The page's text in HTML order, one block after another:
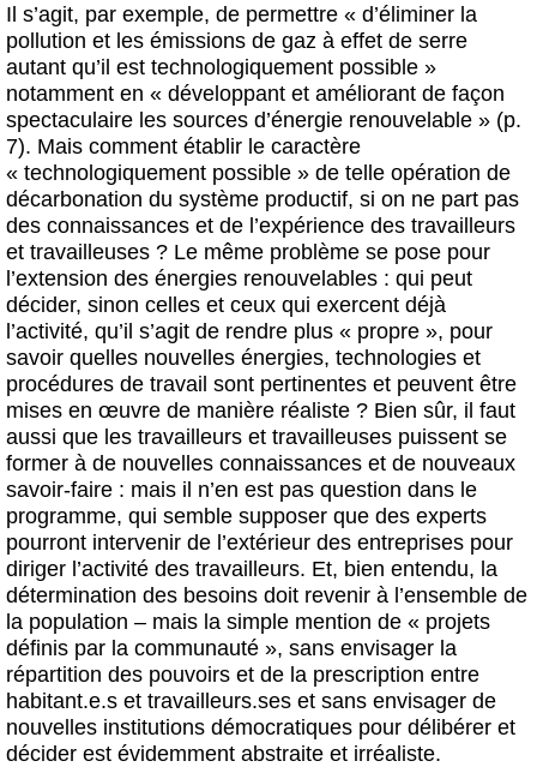
Il s’agit, par exemple, de permettre « d’éliminer la
pollution et les émissions de gaz à effet de serre
autant qu’il est technologiquement possible »
notamment en « développant et améliorant de façon
spectaculaire les sources d’énergie renouvelable » (p.
7). Mais comment établir le caractère
« technologiquement possible » de telle opération de
décarbonation du système productif, si on ne part pas
des connaissances et de l’expérience des travailleurs
et travailleuses ? Le même problème se pose pour
l’extension des énergies renouvelables : qui peut
décider, sinon celles et ceux qui exercent déjà
l’activité, qu’il s’agit de rendre plus « propre », pour
savoir quelles nouvelles énergies, technologies et
procédures de travail sont pertinentes et peuvent être
mises en œuvre de manière réaliste ? Bien sûr, il faut
aussi que les travailleurs et travailleuses puissent se
former à de nouvelles connaissances et de nouveaux
savoir-faire : mais il n’en est pas question dans le
programme, qui semble supposer que des experts
pourront intervenir de l’extérieur des entreprises pour
diriger l’activité des travailleurs. Et, bien entendu, la
détermination des besoins doit revenir à l’ensemble de
la population – mais la simple mention de « projets
définis par la communauté », sans envisager la
répartition des pouvoirs et de la prescription entre
habitant.e.s et travailleurs.ses et sans envisager de
nouvelles institutions démocratiques pour délibérer et
décider est évidemment abstraite et irréaliste.